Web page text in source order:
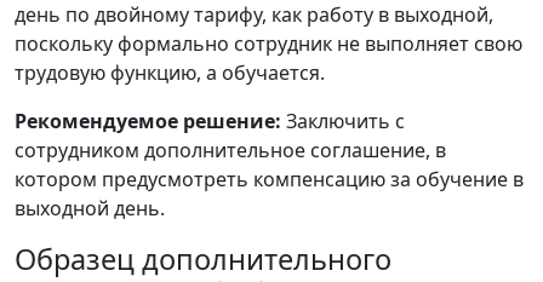
день по двойному тарифу, как работу в выходной,
поскольку формально сотрудник не выполняет свою
трудовую функцию, а обучается.
Рекомендуемое решение: Заключить с
сотрудником дополнительное соглашение, в
котором предусмотреть компенсацию за обучение в
выходной день.
Образец дополнительного